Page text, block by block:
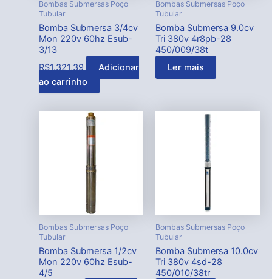
Bombas Submersas Poço
Tubular
Bomba Submersa 3/4cv
Mon 220v 60hz Esub-
3/13
R$1.321,39
Adicionar
ao carrinho
Bombas Submersas Poço
Tubular
Bomba Submersa 9.0cv
Tri 380v 4r8pb-28
450/009/38t
Ler mais
Bombas Submersas Poço
Tubular
Bomba Submersa 1/2cv
Mon 220v 60hz Esub-
4/5
Bombas Submersas Poço
Tubular
Bomba Submersa 10.0cv
Tri 380v 4sd-28
450/010/38tr